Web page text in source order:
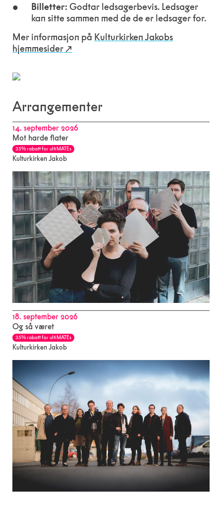
Billetter: Godtar ledsagerbevis. Ledsager
kan sitte sammen med de de er ledsager for.
Mer informasjon på Kulturkirken Jakobs
hjemmesider
Arrangementer
14. september 2026
Mot harde flater
35% rabatt for ultiMATEs
Kulturkirken Jakob
18. september 2026
Og så været
35% rabatt for ultiMATEs
Kulturkirken Jakob